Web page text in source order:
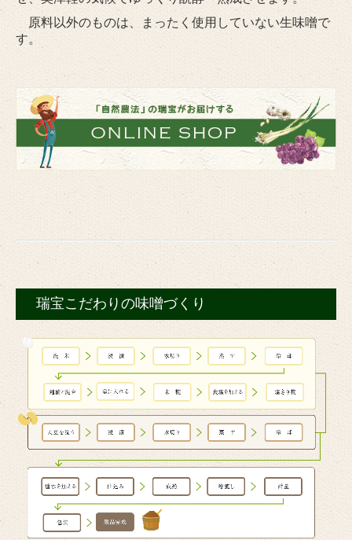
原料以外のものは、まったく使用していない生味噌で
す。
瑞宝こだわりの味噌づくり